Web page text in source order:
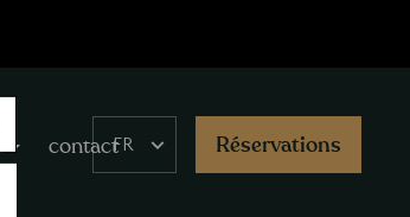
contact
your
Réservations